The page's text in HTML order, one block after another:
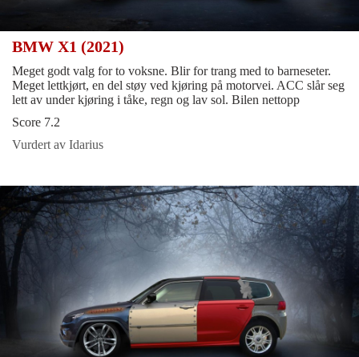
BMW X1 (2021)
Meget godt valg for to voksne. Blir for trang med to barneseter.
Meget lettkjørt, en del støy ved kjøring på motorvei. ACC slår seg
lett av under kjøring i tåke, regn og lav sol. Bilen nettopp
Score 7.2
Vurdert av Idarius